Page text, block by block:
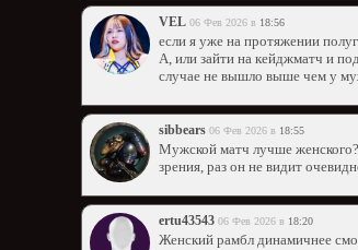
VЕL 06 Фев 2026 в 18:56
если я уже на протяжении
А, или зайти на кейджматч и
случае не вышло выше чем у
sibbears 06 Фев 2026 в 18:55
Мужской матч лучше
зрения, раз он не видит
ertu43543 06 Фев 2026 в 18:20
Женский рамбл динамичнее